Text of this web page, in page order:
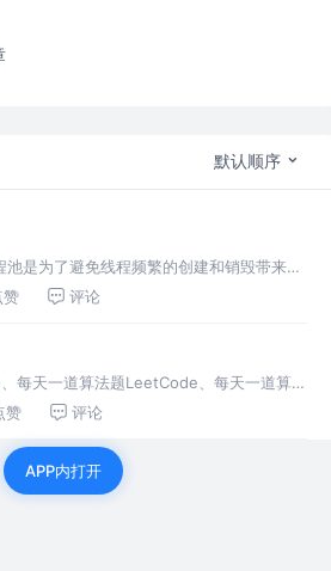
默认顺序
是为了避免线程频繁的创建和销毁带来的
技术 阿里巴巴《Java开发手册》中规
赞 评论
每天一道算法题LeetCode、每天一道算法
赞 评论
APP内打开